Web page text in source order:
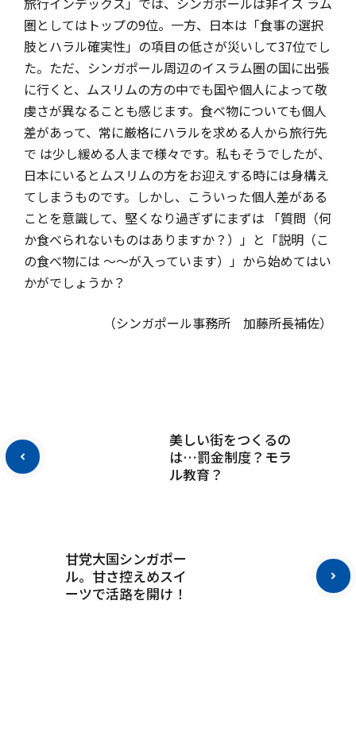
圏としてはトップの9位。一方、日本は「食事の選択
肢とハラル確実性」の項目の低さが災いして37位でし
た。ただ、シンガポール周辺のイスラム圏の国に出張
に行くと、ムスリムの方の中でも国や個人によって敬
虔さが異なることも感じます。食べ物についても個人
差があって、常に厳格にハラルを求める人から旅行先
で は少し緩める人まで様々です。私もそうでしたが、
日本にいるとムスリムの方をお迎えする時には身構え
てしまうものです。しかし、こういった個人差がある
ことを意識して、堅くなり過ぎずにまずは 「質問（何
か食べられないものはありますか？）」と「説明（こ
の食べ物には ～～が入っています）」から始めてはい
かがでしょうか？
（シンガポール事務所 加藤所長補佐）
美しい街をつくるの
は…罰金制度？モラ
ル教育？
甘党大国シンガポー
ル。甘さ控えめスイ
ーツで活路を開け！